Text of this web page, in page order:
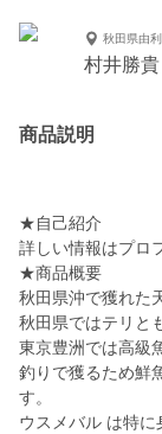
秋田県由
村井勝
商品説明
★自己紹介
詳しい情報はプロ
★商品概要
秋田県沖で獲れた
秋田県ではテリと
東京豊洲では高級
釣りで獲るため鮮
す。
ウスメバル は特